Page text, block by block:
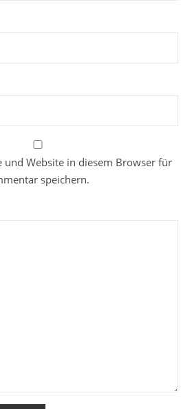
und Website in diesem Browser für
speichern.